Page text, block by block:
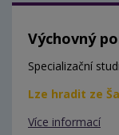
Výchovný
Specializační
Lze hradit ze
Více informací